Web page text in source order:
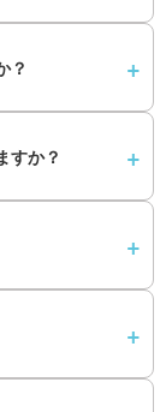
？
すか？